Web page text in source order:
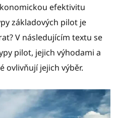
efektivitu
základových pilot je
V následujícím textu se
pilot, jejich výhodami a
ovlivňují jejich výběr.